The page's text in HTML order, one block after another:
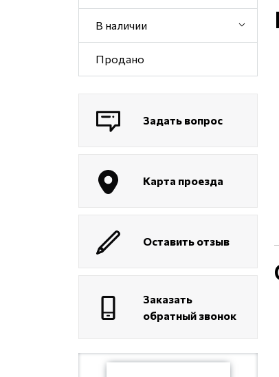
В наличии
Продано
Задать вопрос
Карта проезда
Оставить отзыв
Заказать
обратный звонок